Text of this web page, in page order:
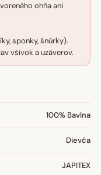
ohňa ani
sponky, šnúrky).
všívok a uzáverov.
100% Bavlna
Dievča
JAPITEX